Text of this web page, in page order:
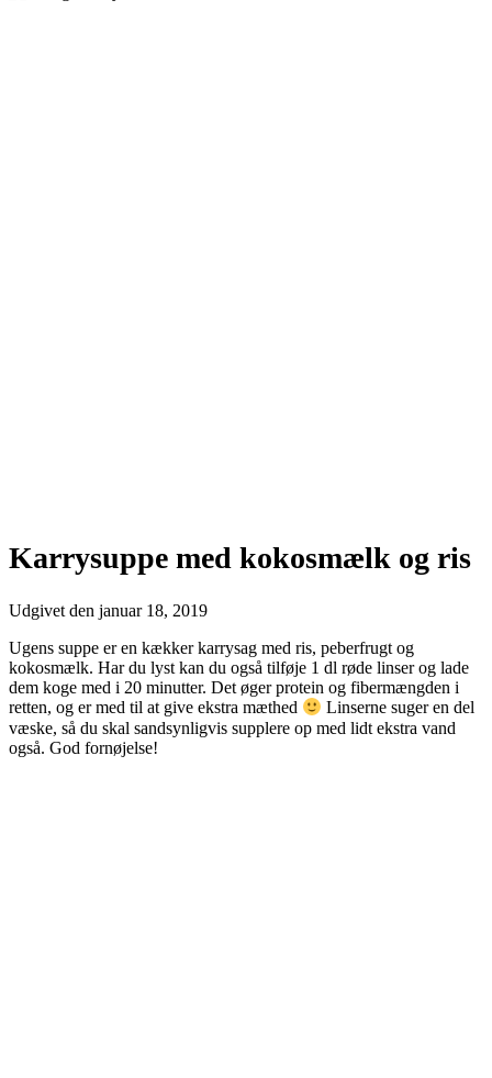
Karrysuppe med kokosmælk og ris
Udgivet den januar 18, 2019
Ugens suppe er en kækker karrysag med ris, peberfrugt og
kokosmælk. Har du lyst kan du også tilføje 1 dl røde linser og lade
dem koge med i 20 minutter. Det øger protein og fibermængden i
retten, og er med til at give ekstra mæthed
Linserne suger en del
væske, så du skal sandsynligvis supplere op med lidt ekstra vand
også. God fornøjelse!